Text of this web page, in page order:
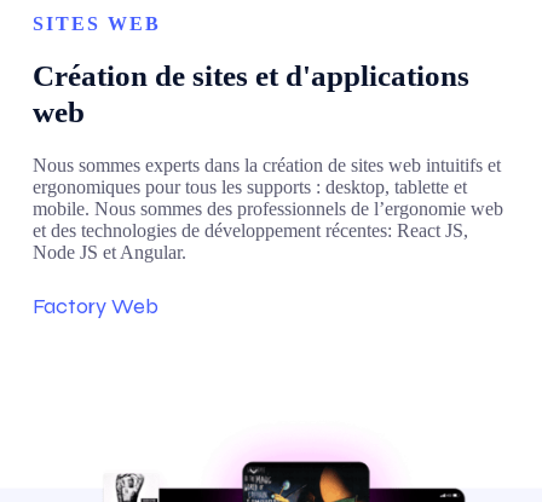
SITES WEB
Création de sites et d'applications
web
Nous sommes experts dans la création de sites web intuitifs et
ergonomiques pour tous les supports : desktop, tablette et
mobile. Nous sommes des professionnels de l’ergonomie web
et des technologies de développement récentes: React JS,
Node JS et Angular.
Factory Web